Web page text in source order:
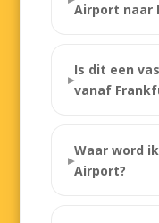
Airport naar
Is dit een
vanaf
Waar word
Airport?